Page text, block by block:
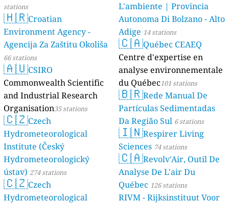
stations
🇭🇷Croatian
Environment Agency -
Agencija Za Zaštitu Okoliša
66 stations
🇦🇺CSIRO
Commonwealth Scientific
and Industrial Research
Organisation35 stations
🇨🇿Czech
Hydrometeorological
Institute (Český
Hydrometeorologický
ústav) 274 stations
🇨🇿Czech
Hydrometeorological
L'ambiente | Provincia
Autonoma Di Bolzano - Alto
Adige 14 stations
🇨🇦Québec CEAEQ
Centre d'expertise en
analyse environnementale
du Québec101 stations
🇧🇷Rede Manual De
Partículas Sedimentadas
Da Região Sul 6 stations
🇮🇳Respirer Living
Sciences 74 stations
🇨🇦Revolv'Air, Outil De
Analyse De L'air Du
Québec 126 stations
RIVM - Rijksinstituut Voor